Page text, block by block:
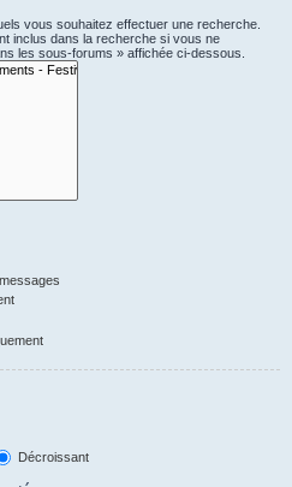
vous souhaitez effectuer une recherche.
inclus dans la recherche si vous ne
les sous-forums » affichée ci-dessous.
Décroissant